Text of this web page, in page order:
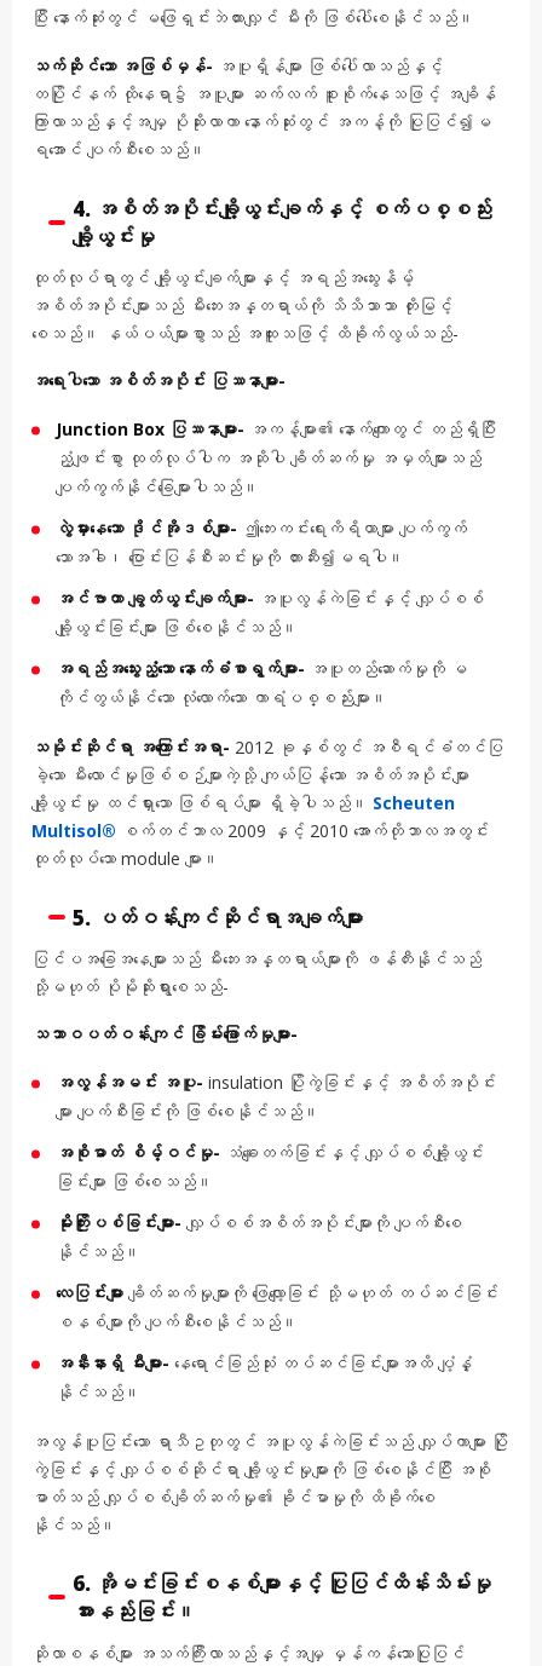
ပြီး နောက်ဆုံးတွင် မဖြေရှင်းဘဲထားလျှင် မီးကို ဖြစ်ပေါ်စေနိုင်သည်။
သက်ဆိုင်သော အဖြစ်မှန်- အပူရှိန်များ ဖြစ်ပေါ်လာသည်နှင့်
တပြိုင်နက် ထိုနေရာ၌ အပူများ ဆက်လက် စူးစိုက်နေသဖြင့် အချိန်
ကြာလာသည်နှင့်အမျှ ပိုဆိုးလာကာ နောက်ဆုံးတွင် အကန့်ကို ပြုပြင်၍မ
ရအောင် ပျက်စီးစေသည်။
4. အစိတ်အပိုင်းချို့ယွင်းချက်နှင့် စက်ပစ္စည်း
ချို့ယွင်းမှု
ထုတ်လုပ်ရာတွင် ချို့ယွင်းချက်များနှင့် အရည်အသွေးနိမ့်
အစိတ်အပိုင်းများသည် မီးဘေးအန္တရာယ်ကို သိသိသာသာ တိုးမြင့်
စေသည်။ နယ်ပယ်များစွာသည် အထူးသဖြင့် ထိခိုက်လွယ်သည်-
အရေးပါသော အစိတ်အပိုင်း ပြဿနာများ-
Junction Box ပြဿနာများ- အကန့်များ၏ နောက်ကျောတွင် တည်ရှိပြီး
ညံ့ဖျင်းစွာ ထုတ်လုပ်ပါက အဆိုပါ ချိတ်ဆက်မှု အမှတ်များသည်
ပျက်ကွက်နိုင်ခြေများပါသည်။
လွဲမှားနေသော ဒိုင်အိုဒစ်များ- ဤဘေးကင်းရေးကိရိယာများ ပျက်ကွက်
သောအခါ၊ ပြောင်းပြန်စီးဆင်းမှုကို တားဆီး၍မရပါ။
အင်ဗာတာ ချွတ်ယွင်းချက်များ- အပူလွန်ကဲခြင်းနှင့် လျှပ်စစ်
ချို့ယွင်းခြင်းများ ဖြစ်စေနိုင်သည်။
အရည်အသွေးညံ့သော နောက်ခံစာရွက်များ- အပူတည်ဆောက်မှုကို မ
ကိုင်တွယ်နိုင်သော လုံလောက်သော ကာရံပစ္စည်းများ။
သမိုင်းဆိုင်ရာ အကြောင်းအရာ- 2012 ခုနှစ်တွင် အစီရင်ခံတင်ပြ
ခဲ့သော မီးလောင်မှုဖြစ်စဉ်များကဲ့သို့ ကျယ်ပြန့်သော အစိတ်အပိုင်းများ
ချို့ယွင်းမှု ထင်ရှားသော ဖြစ်ရပ်များ ရှိခဲ့ပါသည်။ Scheuten
Multisol® စက်တင်ဘာလ 2009 နှင့် 2010 အောက်တိုဘာလအတွင်း
ထုတ်လုပ်သော module များ။
5. ပတ်ဝန်းကျင်ဆိုင်ရာအချက်များ
ပြင်ပအခြေအနေများသည် မီးဘေးအန္တရာယ်များကို ဖန်တီးနိုင်သည်
သို့မဟုတ် ပိုမိုဆိုးရွားစေသည်-
သဘာဝပတ်ဝန်းကျင် ခြိမ်းခြောက်မှုများ-
အလွန်အမင်း အပူ- insulation ပြိုကွဲခြင်းနှင့် အစိတ်အပိုင်း
များ ပျက်စီးခြင်းကို ဖြစ်စေနိုင်သည်။
အစိုဓာတ် စိမ့်ဝင်မှု- သံချေးတက်ခြင်းနှင့် လျှပ်စစ်ချို့ယွင်း
ခြင်းများ ဖြစ်စေသည်။
မိုးကြိုးပစ်ခြင်းများ- လျှပ်စစ်အစိတ်အပိုင်းများကို ပျက်စီးစေ
နိုင်သည်။
လေပြင်းများ ချိတ်ဆက်မှုများကို ဖြေလျော့ခြင်း သို့မဟုတ် တပ်ဆင်ခြင်း
စနစ်များကို ပျက်စီးစေနိုင်သည်။
အနီးနားရှိ မီးများ- နေရောင်ခြည်သုံး တပ်ဆင်ခြင်းများအထိ ပျံ့နှံ့
နိုင်သည်။
အလွန်ပူပြင်းသော ရာသီဥတုတွင် အပူလွန်ကဲခြင်းသည် လျှပ်ကာများ ပြို
ကွဲခြင်းနှင့် လျှပ်စစ်ဆိုင်ရာ ချို့ယွင်းမှုများကို ဖြစ်စေနိုင်ပြီး အစို
ဓာတ်သည် လျှပ်စစ်ချိတ်ဆက်မှု၏ ခိုင်မာမှုကို ထိခိုက်စေ
နိုင်သည်။
6. အိုမင်းခြင်းစနစ်များနှင့် ပြုပြင်ထိန်းသိမ်းမှု
အားနည်းခြင်း။
ဆိုလာစနစ်များ အသက်ကြီးလာသည်နှင့်အမျှ မှန်ကန်သောပြုပြင်